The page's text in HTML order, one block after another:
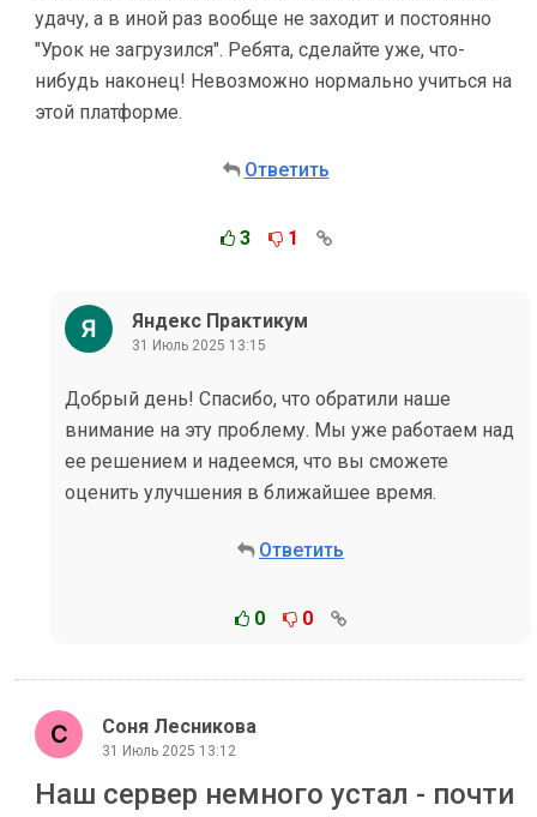
удачу, а в иной раз вообще не заходит и постоянно
"Урок не загрузился". Ребята, сделайте уже, что-
нибудь наконец! Невозможно нормально учиться на
этой платформе.
Ответить
3 1
Яндекс Практикум
31 Июль 2025 13:15
Добрый день! Спасибо, что обратили наше
внимание на эту проблему. Мы уже работаем над
ее решением и надеемся, что вы сможете
оценить улучшения в ближайшее время.
Ответить
0 0
Соня Лесникова
31 Июль 2025 13:12
Наш сервер немного устал - почти